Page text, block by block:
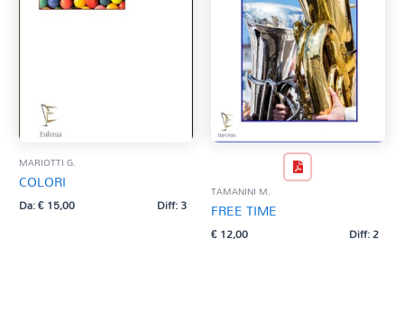
MARIOTTI G.
COLORI
Da:€15,00 Diff: 3
TAMANINI M.
FREE TIME
€12,00 Diff: 2